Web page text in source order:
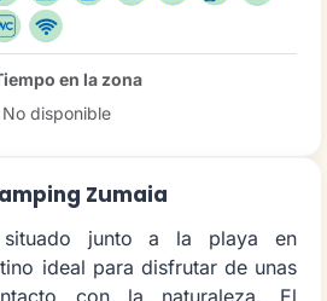
en la zona
No disponible
Zumaia
situado junto a la playa en
ideal para disfrutar de unas
con la naturaleza. El